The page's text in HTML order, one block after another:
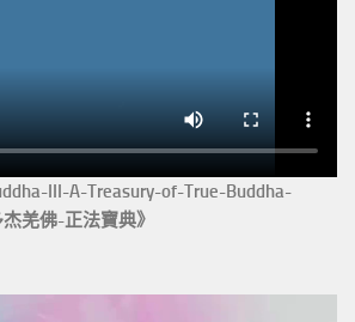
III-A-Treasury-of-True-Buddha-
羌佛-正法寶典》